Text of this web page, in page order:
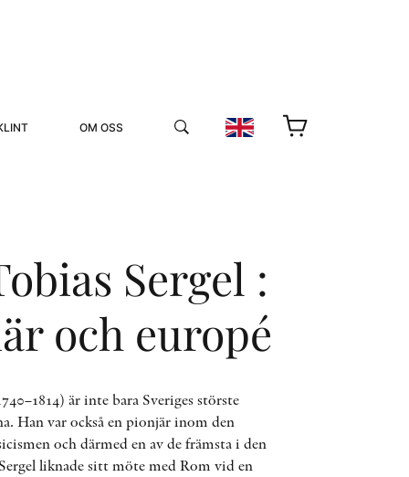
OM OSS
YUKIKO OCH PATRIK MÖTER
Sergel :
och europé
är inte bara Sveriges störste
Han var också en pionjär inom den
och därmed en av de främsta i den
liknade sitt möte med Rom vid en